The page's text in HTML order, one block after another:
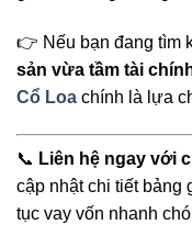
👉 Nếu bạn đang tìm
sản vừa tầm tài
Cổ Loa chính là lựa
📞 Liên hệ ngay với
cập nhật chi tiết bảng
tục vay vốn nhanh